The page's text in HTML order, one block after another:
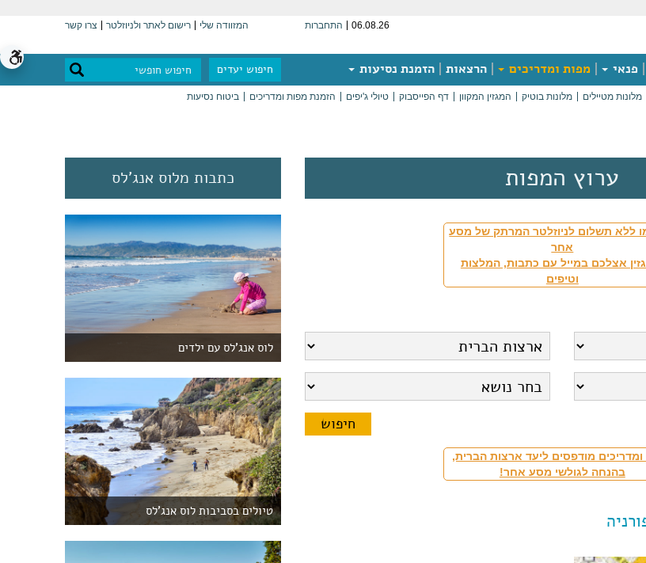
06.08.26 התחברות המזוודה שלי רישום לאתר ולניוזלטר צרו קשר
פנאי מפות ומדריכים הרצאות הזמנת נסיעות חיפוש יעדים
מלונות מטיילים מלונות בוטיק המגזין המקוון דף הפייסבוק טיולי ג'יפים הזמנת מפות ומדריכים ביטוח נסיעות
ערוץ המפות
ללא תשלום לניוזלטר המרתק של מסע
אחר
אצלכם במייל עם כתבות, המלצות
וטיפים
מודפסים ליעד ארצות הברית,
בהנחה לגולשי מסע אחר!
כתבות מלוס אנג'לס
לוס אנג'לס עם ילדים
טיולים בסביבות לוס אנג'לס